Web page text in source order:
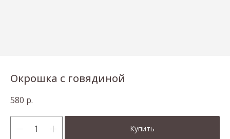
Окрошка с говядиной
580 р.
Купить